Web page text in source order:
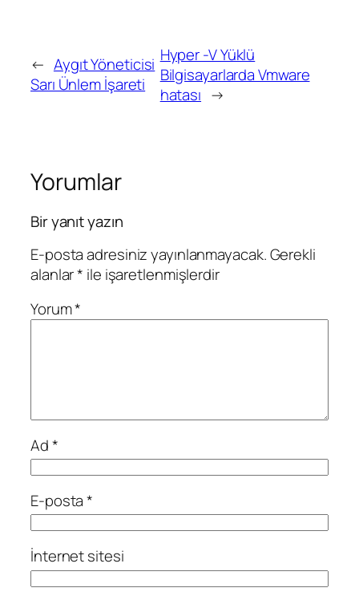
← Aygıt Yöneticisi
Sarı Ünlem İşareti
Hyper -V Yüklü
Bilgisayarlarda Vmware
hatası →
Yorumlar
Bir yanıt yazın
E-posta adresiniz yayınlanmayacak.Gerekli
alanlar* ile işaretlenmişlerdir
Yorum*
Ad*
E-posta*
İnternet sitesi